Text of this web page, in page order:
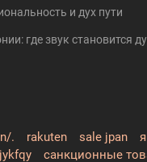
и дух пути
где звук становится
. rakuten sale jpan
санкционные